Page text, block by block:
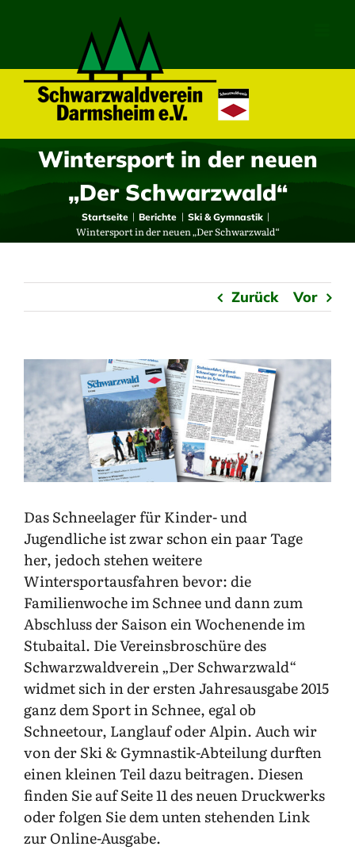
Wintersport in der neuen
„Der Schwarzwald“
Startseite Berichte Ski & Gymnastik
Wintersport in der neuen „Der Schwarzwald“
Zurück Vor
Zeige
grösseres
Bild
Das Schneelager für Kinder- und
Jugendliche ist zwar schon ein paar Tage
her, jedoch stehen weitere
Wintersportausfahren bevor: die
Familienwoche im Schnee und dann zum
Abschluss der Saison ein Wochenende im
Stubaital. Die Vereinsbroschüre des
Schwarzwaldverein „Der Schwarzwald“
widmet sich in der ersten Jahresausgabe 2015
ganz dem Sport in Schnee, egal ob
Schneetour, Langlauf oder Alpin. Auch wir
von der Ski & Gymnastik-Abteilung durften
einen kleinen Teil dazu beitragen. Diesen
finden Sie auf Seite 11 des neuen Druckwerks
oder folgen Sie dem unten stehenden Link
zur Online-Ausgabe.